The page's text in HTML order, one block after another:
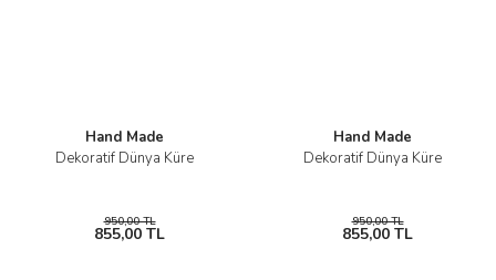
Hand Made
Dekoratif Dünya Küre
950,00 TL
855,00 TL
Hand Made
Dekoratif Dünya Küre
950,00 TL
855,00 TL